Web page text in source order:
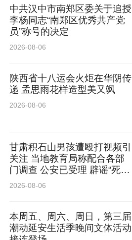
中共汉中市南郑区委关于追授
李杨同志“南郑区优秀共产党
员”称号的决定
2026-08-06
陕西省十八运会火炬在华阴传
递 孟思雨花样造型美又飒
2026-08-06
甘肃积石山男孩遭殴打视频引
关注 当地教育局称配合各部
门调查 公安已受理 辟谣“死
亡”传言
2026-08-06
本周五、周六、周日，第三届
潮动延安生活季晚间文体活动